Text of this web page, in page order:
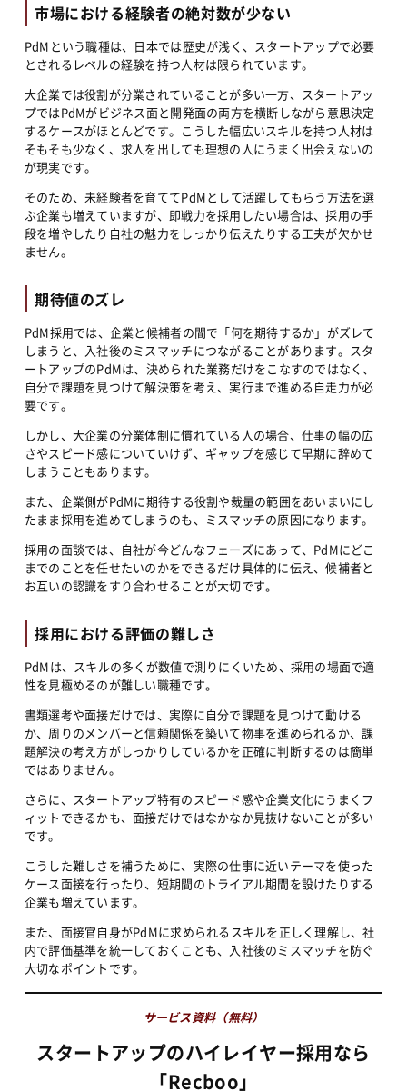
市場における経験者の絶対数が少ない
PdMという職種は、日本では歴史が浅く、スタートアップで必要
とされるレベルの経験を持つ人材は限られています。
大企業では役割が分業されていることが多い一方、スタートアッ
プではPdMがビジネス面と開発面の両方を横断しながら意思決定
するケースがほとんどです。こうした幅広いスキルを持つ人材は
そもそも少なく、求人を出しても理想の人にうまく出会えないの
が現実です。
そのため、未経験者を育ててPdMとして活躍してもらう方法を選
ぶ企業も増えていますが、即戦力を採用したい場合は、採用の手
段を増やしたり自社の魅力をしっかり伝えたりする工夫が欠かせ
ません。
期待値のズレ
PdM採用では、企業と候補者の間で「何を期待するか」がズレて
しまうと、入社後のミスマッチにつながることがあります。スタ
ートアップのPdMは、決められた業務だけをこなすのではなく、
自分で課題を見つけて解決策を考え、実行まで進める自走力が必
要です。
しかし、大企業の分業体制に慣れている人の場合、仕事の幅の広
さやスピード感についていけず、ギャップを感じて早期に辞めて
しまうこともあります。
また、企業側がPdMに期待する役割や裁量の範囲をあいまいにし
たまま採用を進めてしまうのも、ミスマッチの原因になります。
採用の面談では、自社が今どんなフェーズにあって、PdMにどこ
までのことを任せたいのかをできるだけ具体的に伝え、候補者と
お互いの認識をすり合わせることが大切です。
採用における評価の難しさ
PdMは、スキルの多くが数値で測りにくいため、採用の場面で適
性を見極めるのが難しい職種です。
書類選考や面接だけでは、実際に自分で課題を見つけて動ける
か、周りのメンバーと信頼関係を築いて物事を進められるか、課
題解決の考え方がしっかりしているかを正確に判断するのは簡単
ではありません。
さらに、スタートアップ特有のスピード感や企業文化にうまくフ
ィットできるかも、面接だけではなかなか見抜けないことが多い
です。
こうした難しさを補うために、実際の仕事に近いテーマを使った
ケース面接を行ったり、短期間のトライアル期間を設けたりする
企業も増えています。
また、面接官自身がPdMに求められるスキルを正しく理解し、社
内で評価基準を統一しておくことも、入社後のミスマッチを防ぐ
大切なポイントです。
サービス資料（無料）
スタートアップのハイレイヤー採用なら
「Recboo」